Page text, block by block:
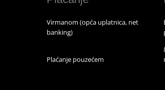
Virmanom (opća uplatnica, net
banking)
Plaćanje pouzećem